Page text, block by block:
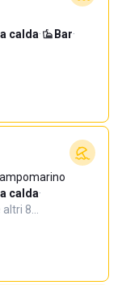
calda· Bar·
calda·
altri 8…